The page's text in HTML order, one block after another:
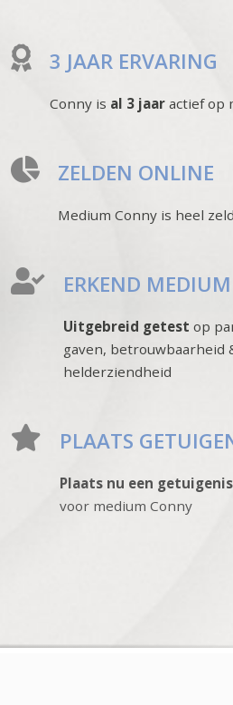
3 JAAR ERVARING
Conny is al 3 jaar actief op
ZELDEN ONLINE
Medium Conny is heel
ERKEND MEDIUM
Uitgebreid getest op
gaven, betrouwbaarheid
helderziendheid
PLAATS
Plaats nu een getuigenis
voor medium Conny